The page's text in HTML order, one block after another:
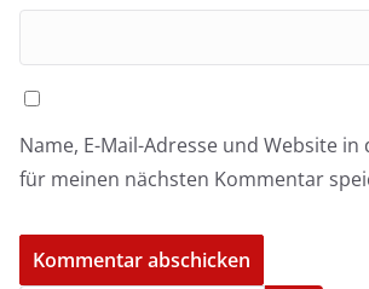
Name, E-Mail-Adresse und Website
für meinen nächsten Kommentar